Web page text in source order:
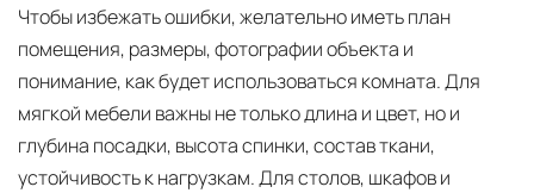
Чтобы избежать ошибки, желательно иметь план
помещения, размеры, фотографии объекта и
понимание, как будет использоваться комната. Для
мягкой мебели важны не только длина и цвет, но и
глубина посадки, высота спинки, состав ткани,
устойчивость к нагрузкам. Для столов, шкафов и